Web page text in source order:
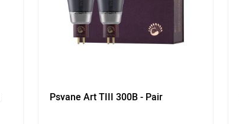
Psvane Art TIII 300B - Pair